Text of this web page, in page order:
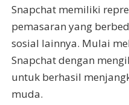
Snapchat memiliki
pemasaran yang
sosial lainnya. Mulai
Snapchat dengan
untuk berhasil
muda.